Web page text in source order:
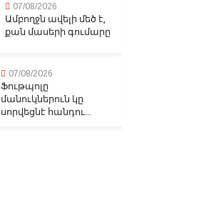
07/08/2026
Ամբողջն ավելի մեծ է,
քան մասերի գումարը
07/08/2026
Ֆութպոլը
մանուկներուն կը
սորվեցնէ հանդու...